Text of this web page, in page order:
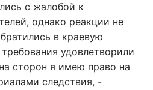
с жалобой к
однако реакции не
в краевую
удовлетворили
сторон я имею право на
следствия, -